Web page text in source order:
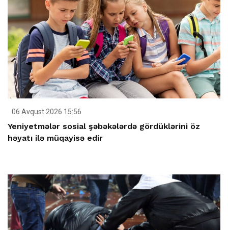
06 Avqust 2026 15:56
Yeniyetmələr sosial şəbəkələrdə gördüklərini öz
həyatı ilə müqayisə edir